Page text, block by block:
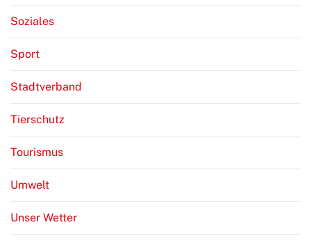
Soziales
Sport
Stadtverband
Tierschutz
Tourismus
Umwelt
Unser Wetter